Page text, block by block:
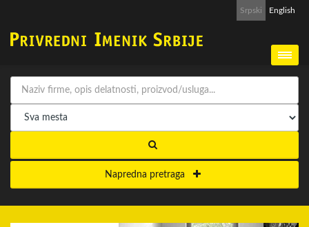
Srpski English
Napredna pretraga